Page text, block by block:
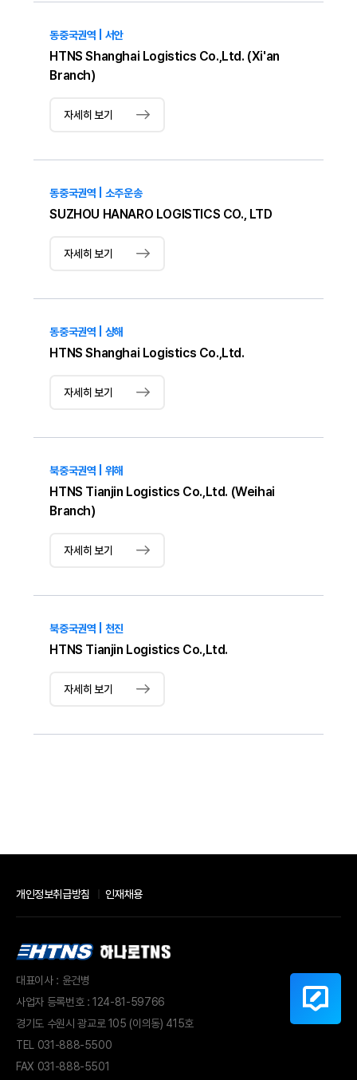
동중국권역 | 서안
HTNS Shanghai Logistics Co.,Ltd. (Xi'an
Branch)
자세히 보기
동중국권역 | 소주운송
SUZHOU HANARO LOGISTICS CO., LTD
자세히 보기
동중국권역 | 상해
HTNS Shanghai Logistics Co.,Ltd.
자세히 보기
북중국권역 | 위해
HTNS Tianjin Logistics Co.,Ltd. (Weihai
Branch)
자세히 보기
북중국권역 | 천진
HTNS Tianjin Logistics Co.,Ltd.
자세히 보기
개인정보취급방침 인재채용
대표이사 : 윤건병
사업자 등록번호 : 124-81-59766
경기도 수원시 광교로 105 (이의동) 415호
TEL 031-888-5500
FAX 031-888-5501